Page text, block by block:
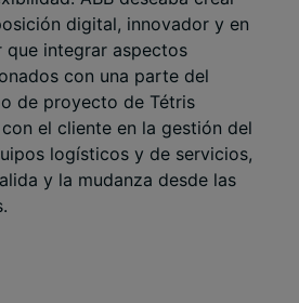
digital, innovador y en
que integrar aspectos
con una parte del
de proyecto de Tétris
el cliente en la gestión del
logísticos y de servicios,
y la mudanza desde las